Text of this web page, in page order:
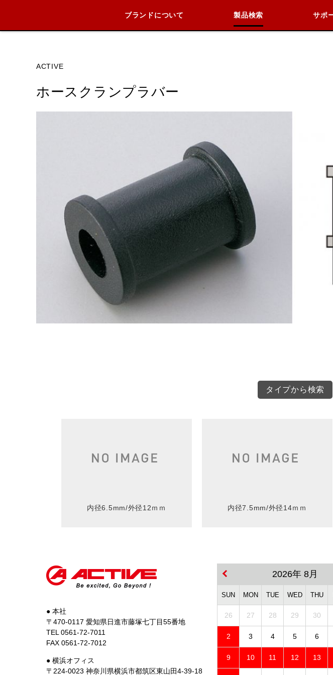
ブランドについて 製品検索 サポ
データを準
ACTIVE
ホースクランプラバー
タイプから検索
内径6.5mm/外径12ｍｍ 内径7.5mm/外径14ｍｍ
● 本社
〒470-0117 愛知県日進市藤塚七丁目55番地
TEL 0561-72-7011
FAX 0561-72-7012
● 横浜オフィス
〒224-0023 神奈川県横浜市都筑区東山田4-39-18
2026年 8月
SUN MON TUE WED THU
26 27 28 29 30
2 3 4 5 6
9 10 11 12 13